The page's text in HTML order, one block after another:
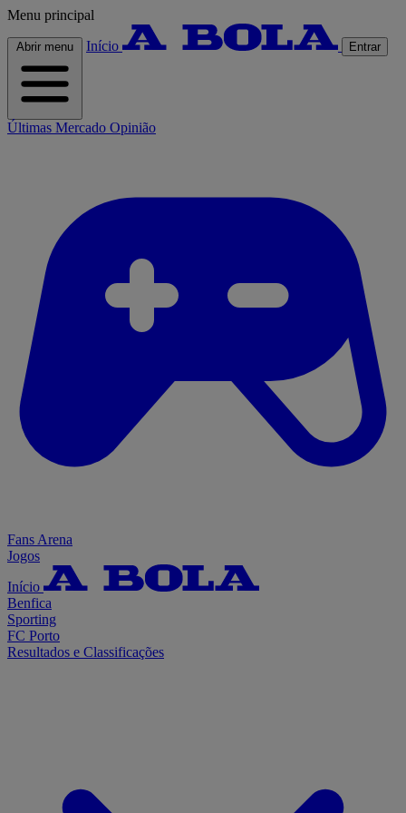
Menu principal
Abrir menu Início Entrar
Últimas Mercado Opinião
Fans Arena
Jogos
Início
Benfica
Sporting
FC Porto
Resultados e Classificações